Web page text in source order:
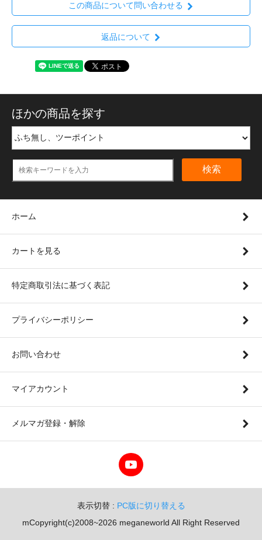
この商品について問い合わせる
返品について
ほかの商品を探す
検索
ホーム
カートを見る
特定商取引法に基づく表記
プライバシーポリシー
お問い合わせ
マイアカウント
メルマガ登録・解除
表示切替 : PC版に切り替える
mCopyright(c)2008~2026 meganeworld All Right Reserved